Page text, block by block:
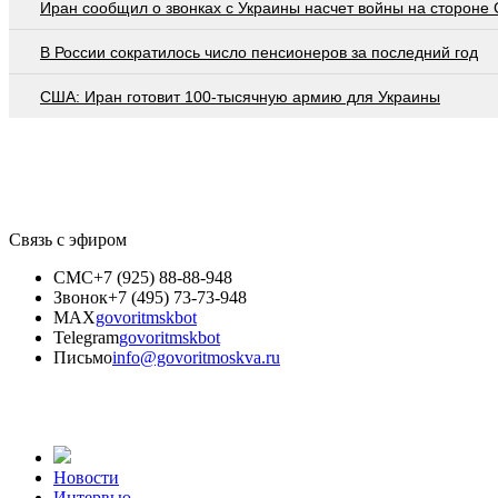
Иран сообщил о звонках с Украины насчет войны на
В России сократилось число пенсионеров за последний год
США: Иран готовит 100-тысячную армию для Украины
Связь с эфиром
СМС+7 (925) 88-88-948
Звонок+7 (495) 73-73-948
MAXgovoritmskbot
Telegramgovoritmskbot
Письмоinfo@govoritmoskva.ru
Новости